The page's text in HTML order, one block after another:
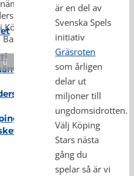
är en del av
Svenska Spels
initiativ
Gräsroten
som årligen
delar ut
miljoner till
ungdomsidrotten.
Välj Köping
Stars nästa
gång du
spelar så är vi